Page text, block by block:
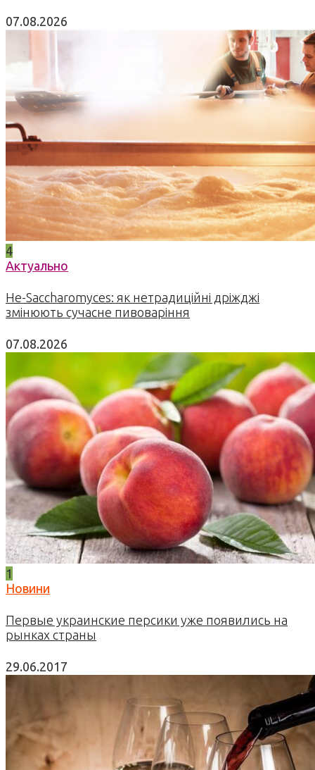
07.08.2026
4
Актуально
Не-Saccharomyces: як нетрадиційні дріжджі
змінюють сучасне пивоваріння
07.08.2026
1
Новини
Первые украинские персики уже появились на
рынках страны
29.06.2017